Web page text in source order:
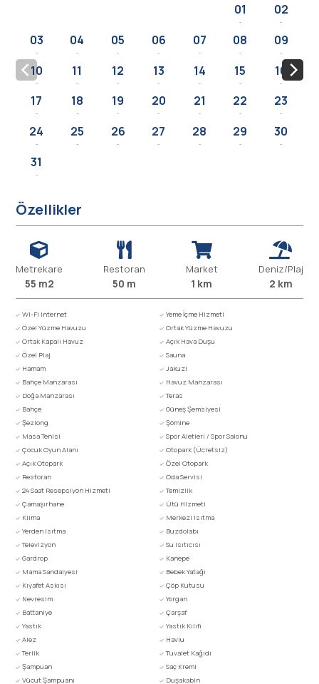
01
-
02
-
03
-
04
-
05
-
06
-
07
-
08
-
09
-
10
-
11
-
12
-
13
-
14
-
15
-
16
-
17
-
18
-
19
-
20
-
21
-
22
-
23
-
24
-
25
-
26
-
27
-
28
-
29
-
30
-
31
-
Özellikler
Metrekare
55 m2
Restoran
50 m
Market
1 km
Deniz/Plaj
2 km
Wi-Fi Internet
Yeme İçme Hizmeti
Özel Yüzme Havuzu
Ortak Yüzme Havuzu
Ortak Kapalı Havuz
Açık Hava Duşu
Özel Plaj
Sauna
Hamam
Jakuzi
Bahçe Manzarası
Havuz Manzarası
Doğa Manzarası
Teras
Bahçe
Güneş Şemsiyesi
Şezlong
Şömine
Masa Tenisi
Spor Aletleri / Spor Salonu
Çocuk Oyun Alanı
Otopark (Ücretsiz)
Açık Otopark
Özel Otopark
Restoran
Oda Servisi
24 Saat Resepsiyon Hizmeti
Temizlik
Çamaşırhane
Ütü Hizmeti
Klima
Merkezi Isıtma
Yerden Isıtma
Buzdolabı
Televizyon
Su Isıtıcısı
Gardrop
Kanepe
Mama Sandalyesi
Bebek Yatağı
Kıyafet Askısı
Çöp Kutusu
Nevresim
Yorgan
Battaniye
Çarşaf
Yastık
Yastık Kılıfı
Alez
Havlu
Terlik
Tuvalet Kağıdı
Şampuan
Saç Kremi
Vücut Şampuanı
Duşakabin